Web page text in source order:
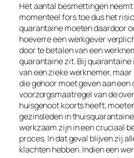
Het aantal besmettingen
momenteel fors toe dus het
quarantaine moeten daardoor
hoeverre een werkgever
door te betalen van een
quarantaine zit. Bij quarantaine
van een zieke werknemer,
die gehoor moet geven aan een
voorzorgsmaatregel van de
huisgenoot koorts heeft,
gezinsleden in
werkzaam zijn in een cruciaal
proces. In dat geval blijven zij
klachten hebben. Indien een